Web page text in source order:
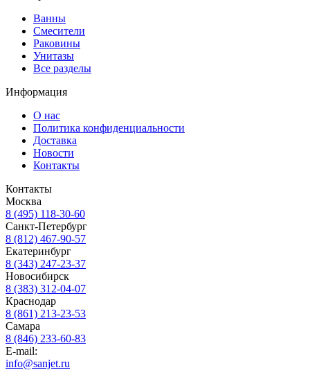
Ванны
Смесители
Раковины
Унитазы
Все разделы
Информация
О нас
Политика конфиденциальности
Доставка
Новости
Контакты
Контакты
Москва
8 (495) 118-30-60
Санкт-Петербург
8 (812) 467-90-57
Екатеринбург
8 (343) 247-23-37
Новосибирск
8 (383) 312-04-07
Краснодар
8 (861) 213-23-53
Самара
8 (846) 233-60-83
E-mail:
info@sanjet.ru